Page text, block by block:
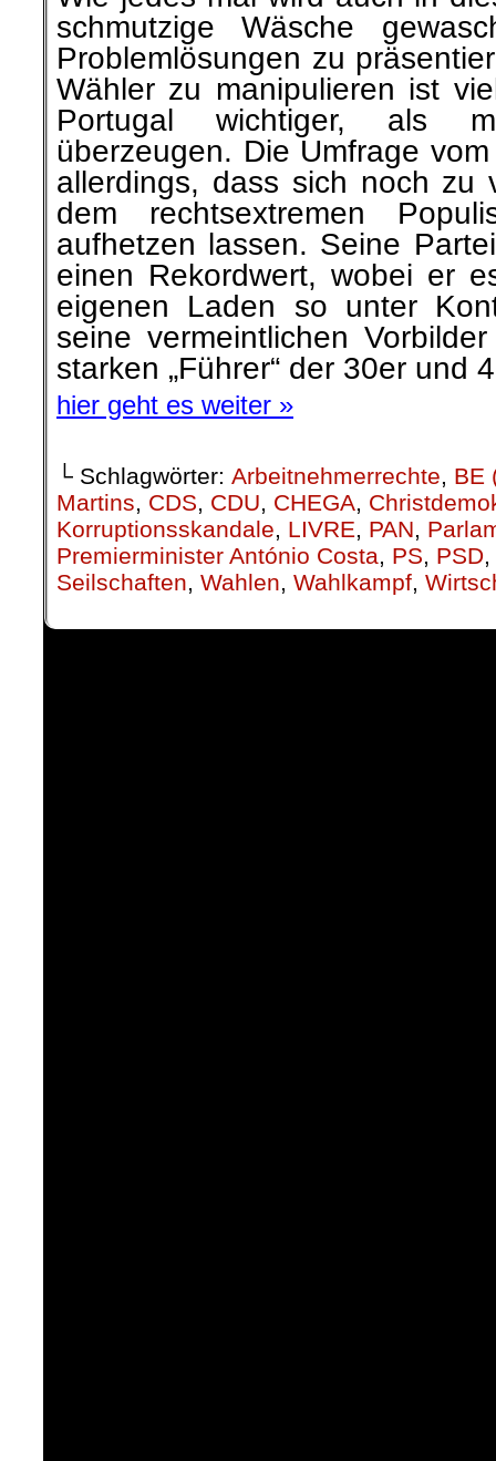
schmutzige Wäsche
Problemlösungen zu
Wähler zu manipulieren ist
Portugal wichtiger, als
überzeugen. Die Umfrage
allerdings, dass sich noch zu
dem rechtsextremen
aufhetzen lassen. Seine
einen Rekordwert, wobei er
eigenen Laden so unter
seine vermeintlichen
starken „Führer“ der 30er und
hier geht es weiter »
└ Schlagwörter: Arbeitnehmerrechte, BE
Martins, CDS, CDU, CHEGA,
Korruptionsskandale, LIVRE, PAN,
Premierminister António Costa, PS, PSD,
Seilschaften, Wahlen, Wahlkampf,